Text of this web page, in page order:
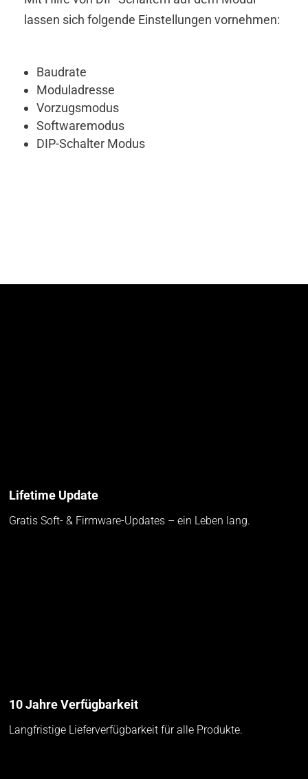
lassen sich folgende Einstellungen vornehmen:
Baudrate
Moduladresse
Vorzugsmodus
Softwaremodus
DIP-Schalter Modus
Lifetime Update
Gratis Soft- & Firmware-Updates – ein Leben lang.
10 Jahre Verfügbarkeit
Langfristige Lieferverfügbarkeit für alle Produkte.